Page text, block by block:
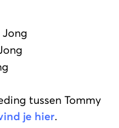
Jong
tussen Tommy
je hier.